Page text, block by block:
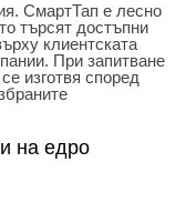
СмартТап е лесно
търсят достъпни
клиентската
При запитване
изготвя според
на едро